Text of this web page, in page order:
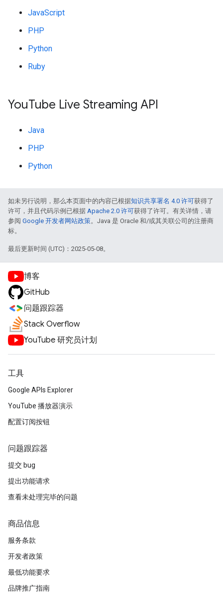
JavaScript
PHP
Python
Ruby
YouTube Live Streaming API
Java
PHP
Python
如未另行说明，那么本页面中的内容已根据知识共享署名 4.0 许可获得了
许可，并且代码示例已根据 Apache 2.0 许可获得了许可。有关详情，请
参阅 Google 开发者网站政策。Java 是 Oracle 和/或其关联公司的注册商
标。
最后更新时间 (UTC)：2025-05-08。
博客
GitHub
问题跟踪器
Stack Overflow
YouTube 研究员计划
工具
Google APIs Explorer
YouTube 播放器演示
配置订阅按钮
问题跟踪器
提交 bug
提出功能请求
查看未处理完毕的问题
商品信息
服务条款
开发者政策
最低功能要求
品牌推广指南